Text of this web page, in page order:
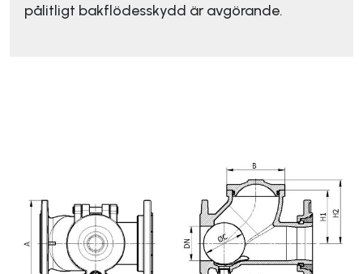
pålitligt bakflödesskydd är avgörande.